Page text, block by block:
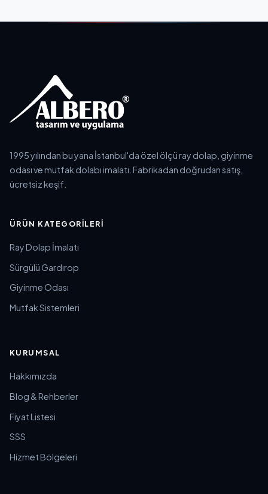
1995 yılından bu yana İstanbul'da özel ölçü ray dolap, giyinme
odası ve mutfak dolabı imalatı. Fabrikadan doğrudan satış,
ücretsiz keşif.
ÜRÜN KATEGORILERI
Ray Dolap İmalatı
Sürgülü Gardırop
Giyinme Odası
Mutfak Sistemleri
KURUMSAL
Hakkımızda
Blog & Rehberler
Fiyat Listesi
SSS
Hizmet Bölgeleri